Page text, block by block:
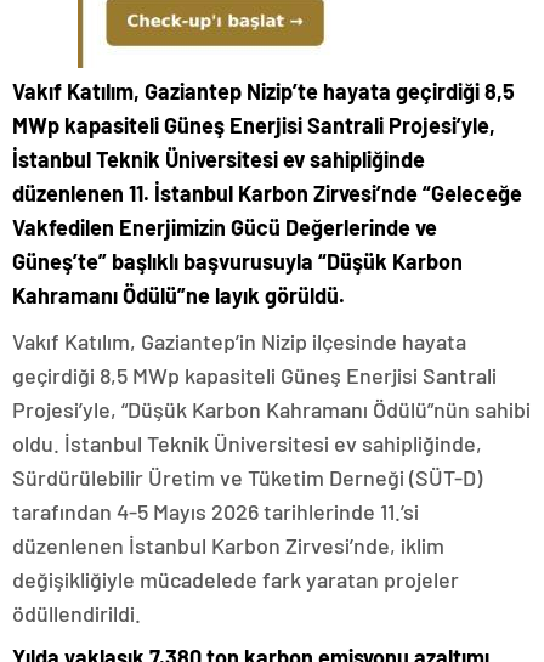
Vakıf Katılım, Gaziantep Nizip’te hayata geçirdiği 8,5
MWp kapasiteli Güneş Enerjisi Santrali Projesi’yle,
İstanbul Teknik Üniversitesi ev sahipliğinde
düzenlenen 11. İstanbul Karbon Zirvesi’nde “Geleceğe
Vakfedilen Enerjimizin Gücü Değerlerinde ve
Güneş’te” başlıklı başvurusuyla “Düşük Karbon
Kahramanı Ödülü”ne layık görüldü.
Vakıf Katılım, Gaziantep’in Nizip ilçesinde hayata
geçirdiği 8,5 MWp kapasiteli Güneş Enerjisi Santrali
Projesi’yle, “Düşük Karbon Kahramanı Ödülü”nün sahibi
oldu. İstanbul Teknik Üniversitesi ev sahipliğinde,
Sürdürülebilir Üretim ve Tüketim Derneği (SÜT-D)
tarafından 4-5 Mayıs 2026 tarihlerinde 11.’si
düzenlenen İstanbul Karbon Zirvesi’nde, iklim
değişikliğiyle mücadelede fark yaratan projeler
ödüllendirildi.